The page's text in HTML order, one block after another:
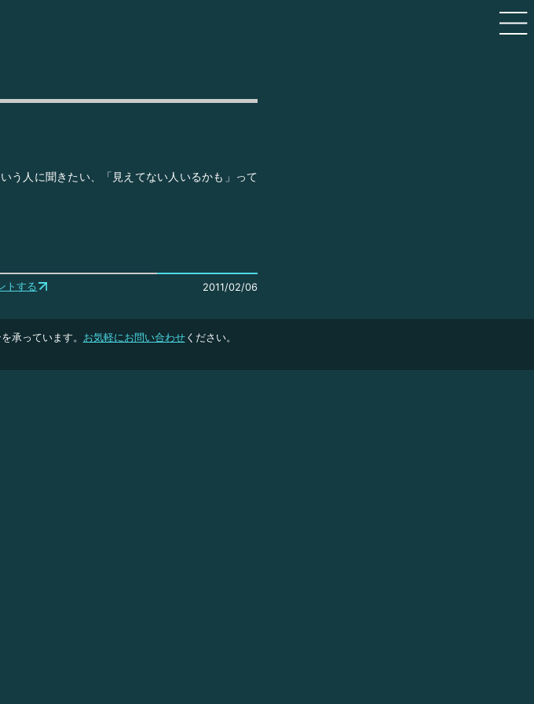
う人に聞きたい、「見えてない人いるかも」って
トする 2011/02/06
承っています。 お気軽にお問い合わせください。